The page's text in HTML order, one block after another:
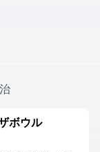
ボウル